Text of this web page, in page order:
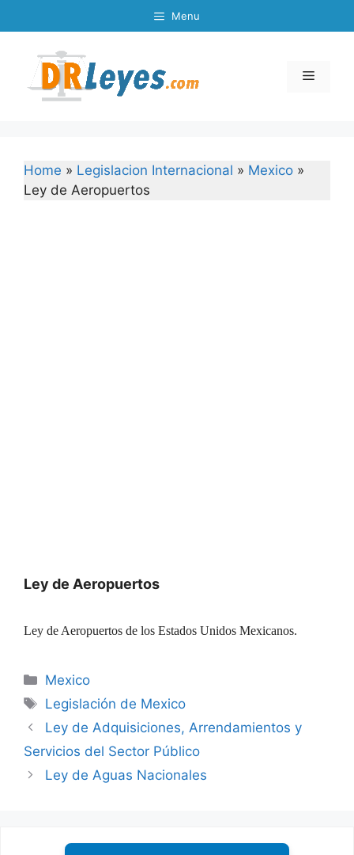
to
Menu
Menu
Home » Legislacion Internacional » Mexico »
Ley de Aeropuertos
Ley de Aeropuertos
Ley de Aeropuertos de los Estados Unidos Mexicanos.
Categories
Mexico
Tags
Legislación de Mexico
Ley de Adquisiciones, Arrendamientos y
Servicios del Sector Público
Ley de Aguas Nacionales